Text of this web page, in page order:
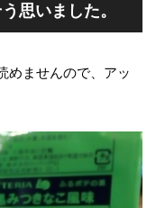
思いました。
めませんので、アッ